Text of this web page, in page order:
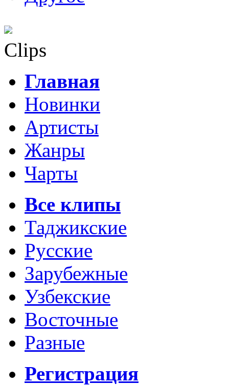
Clips
Главная
Новинки
Артисты
Жанры
Чарты
Все клипы
Таджикские
Русские
Зарубежные
Узбекские
Восточные
Разные
Регистрация